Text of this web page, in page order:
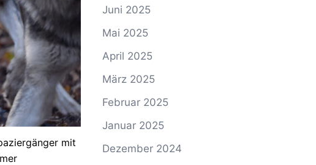
mit
Juni 2025
Mai 2025
April 2025
März 2025
Februar 2025
Januar 2025
Dezember 2024